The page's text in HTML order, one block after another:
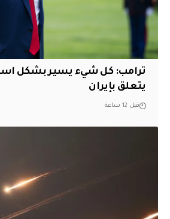
ترامب: كل شيء يسير بشكل
يتعلق بإيران
قبل 12 ساعة